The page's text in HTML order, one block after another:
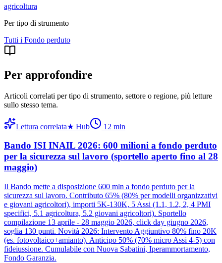
agricoltura
Per tipo di strumento
Tutti i Fondo perduto
Per approfondire
Articoli correlati per tipo di strumento, settore o regione, più letture
sullo stesso tema.
Lettura correlata★ Hub 12 min
Bando ISI INAIL 2026: 600 milioni a fondo perduto
per la sicurezza sul lavoro (sportello aperto fino al 28
maggio)
Il Bando mette a disposizione 600 mln a fondo perduto per la
sicurezza sul lavoro. Contributo 65% (80% per modelli organizzativi
e giovani agricoltori), importi 5K-130K, 5 Assi (1.1, 1.2, 2, 4 PMI
specifici, 5.1 agricoltura, 5.2 giovani agricoltori). Sportello
compilazione 13 aprile - 28 maggio 2026, click day giugno 2026,
soglia 130 punti. Novità 2026: Intervento Aggiuntivo 80% fino 20K
(es. fotovoltaico+amianto). Anticipo 50% (70% micro Assi 4-5) con
fideiussione. Cumulabile con Nuova Sabatini, Iperammortamento,
Fondo Garanzia.